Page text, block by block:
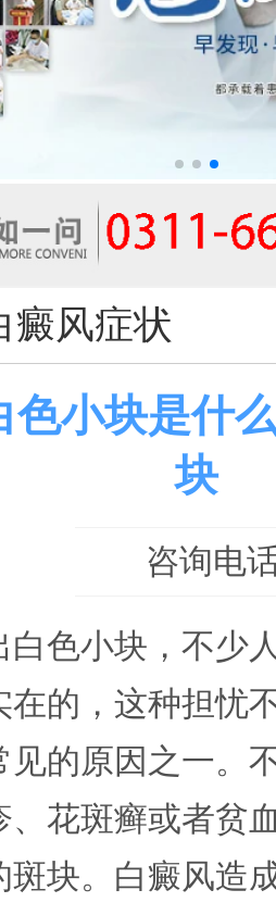
癜风症状
色小块是什
块
咨询电
白色小块，不少
在的，这种担忧
见的原因之一。
、花斑癣或者贫
斑块。白癜风造